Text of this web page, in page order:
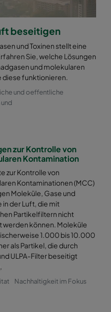
beseitigen
und Toxinen stellt eine
Sie, welche Lösungen
und molekularen
diese funktionieren.
und oeffentliche
zur Kontrolle von
Kontamination
zur Kontrolle von
Kontaminationen (MCC)
Moleküle, Gase und
in der Luft, die mit
Partikelfiltern nicht
werden können. Moleküle
1.000 bis 10.000
als Partikel, die durch
ULPA-Filter beseitigt
Nachhaltigkeit im Fokus